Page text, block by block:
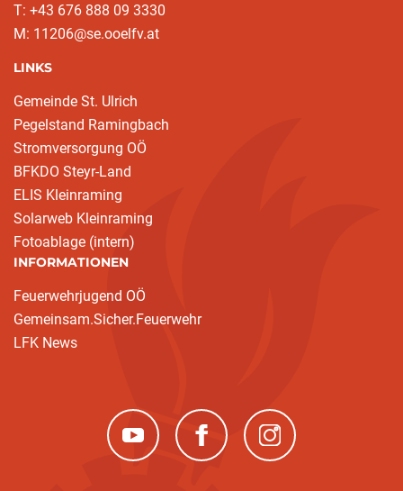
T: +43 676 888 09 3330
M: 11206@se.ooelfv.at
LINKS
Gemeinde St. Ulrich
Pegelstand Ramingbach
Stromversorgung OÖ
BFKDO Steyr-Land
ELIS Kleinraming
Solarweb Kleinraming
Fotoablage (intern)
INFORMATIONEN
Feuerwehrjugend OÖ
Gemeinsam.Sicher.Feuerwehr
LFK News
(neues Fenster)(neues Fenster)(neues Fenster)